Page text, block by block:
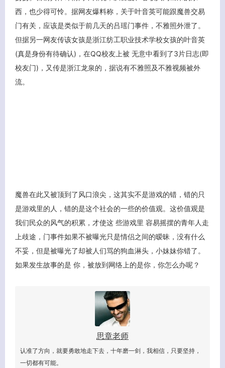
西，也少得可怜。据网友爆料称，关于叶音英可能跟魔兽交易
门有关，应该是类似于前几天的吕瑶门事件，不雅照外泄了。
但据另一网友传该女孩是浙江纺工职业技术学校女孩的叶音英
(真是身份有待确认)，在QQ校友上被 无意中看到了3片日志(即
校友门)，又传是浙江龙泉的，据说有不雅照及不雅视频被外
流。
魔兽在此又被顶到了风口浪尖，这其实不是游戏的错，错的只
是游戏里的人，错的是这个社会的一些的价值观。这价值观是
我们民众的风气的积累，才使这 些游戏里 容易摇摆的青年人走
上歧途，门事件如果不被曝光只是情侣之间的暧昧，没有什么
不妥，但是被曝光了却被人们骂的狗血淋头，小妹妹你错了。
如果发生故事的是 你，被放到网络上的是你，你怎么办呢？
思章老师
认准了方向，就要勇敢地走下去，十年磨一剑，我相信，只要坚持，
一切都有可能。
客服小美